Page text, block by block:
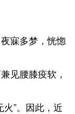
寐多梦，恍惚
见腰膝疫软，
”。因此，近